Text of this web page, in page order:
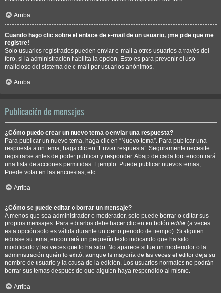
Arriba
Cuando hago clic sobre el enlace de e-mail de un usuario, ¡me pide que me
registre!
Solo usuarios registrados pueden enviar e-mail a otros usuarios a través del
foro, si la administración habilita la opción. Esto es para prevenir el uso
malicioso del sistema de e-mail por usuarios anónimos.
Arriba
Publicación de mensajes
¿Cómo puedo crear un nuevo tema o enviar una respuesta?
Para publicar un nuevo tema, haga clic en “Nuevo tema”. Para publicar una
respuesta a un tema, haga clic en “Enviar respuesta”. Seguramente necesite
registrarse antes de poder publicar y responder. Abajo de cada foro encontrará
una lista de acciones permitidas. Ejemplo: Puede publicar nuevos temas,
Puede votar en las encuestas, etc.
Arriba
¿Cómo se puede editar o borrar un mensaje?
A menos que sea administrador o moderador, solo puede borrar o editar sus
propios mensajes. Para editarlos debe hacer clic en en botón editar(a veces
esta opción solo es válida durante un cierto periodo de tiempo). Si alguien
editase su tema, encontrará un pequeño texto indicando que ha sido
modificado y las veces que lo ha sido. No aparece si fue un moderador o la
administración quién lo editó, aunque la mayoría de las veces el editor deja su
nombre de usuario y la causa de la edición. Los usuarios normales no podrán
borrar sus temas después de que alguien haya respondido al mismo.
Arriba